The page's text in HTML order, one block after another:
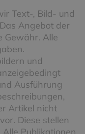
Text-, Bild- und
Angebot der
Gewähr. Alle
und
Ausführung
Artikel nicht
Diese stellen